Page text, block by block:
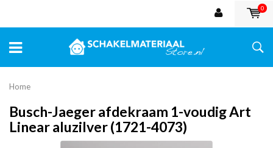
0
Home
Busch-Jaeger afdekraam 1-voudig Art
Linear aluzilver (1721-4073)